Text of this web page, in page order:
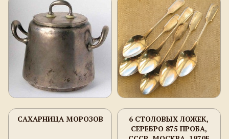
САХАРНИЦА МОРОЗОВ
6 СТОЛОВЫХ ЛОЖЕК,
СЕРЕБРО 875 ПРОБА,